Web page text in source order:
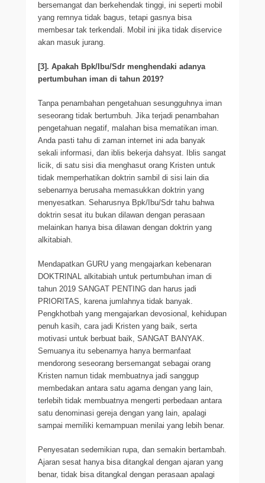
bersemangat dan berkehendak tinggi, ini seperti mobil
yang remnya tidak bagus, tetapi gasnya bisa
membesar tak terkendali. Mobil ini jika tidak diservice
akan masuk jurang.
[3]. Apakah Bpk/Ibu/Sdr menghendaki adanya
pertumbuhan iman di tahun 2019?
Tanpa penambahan pengetahuan sesungguhnya iman
seseorang tidak bertumbuh. Jika terjadi penambahan
pengetahuan negatif, malahan bisa mematikan iman.
Anda pasti tahu di zaman internet ini ada banyak
sekali informasi, dan iblis bekerja dahsyat. Iblis sangat
licik, di satu sisi dia menghasut orang Kristen untuk
tidak memperhatikan doktrin sambil di sisi lain dia
sebenarnya berusaha memasukkan doktrin yang
menyesatkan. Seharusnya Bpk/Ibu/Sdr tahu bahwa
doktrin sesat itu bukan dilawan dengan perasaan
melainkan hanya bisa dilawan dengan doktrin yang
alkitabiah.
Mendapatkan GURU yang mengajarkan kebenaran
DOKTRINAL alkitabiah untuk pertumbuhan iman di
tahun 2019 SANGAT PENTING dan harus jadi
PRIORITAS, karena jumlahnya tidak banyak.
Pengkhotbah yang mengajarkan devosional, kehidupan
penuh kasih, cara jadi Kristen yang baik, serta
motivasi untuk berbuat baik, SANGAT BANYAK.
Semuanya itu sebenarnya hanya bermanfaat
mendorong seseorang bersemangat sebagai orang
Kristen namun tidak membuatnya jadi sanggup
membedakan antara satu agama dengan yang lain,
terlebih tidak membuatnya mengerti perbedaan antara
satu denominasi gereja dengan yang lain, apalagi
sampai memiliki kemampuan menilai yang lebih benar.
Penyesatan sedemikian rupa, dan semakin bertambah.
Ajaran sesat hanya bisa ditangkal dengan ajaran yang
benar, tidak bisa ditangkal dengan perasaan apalagi